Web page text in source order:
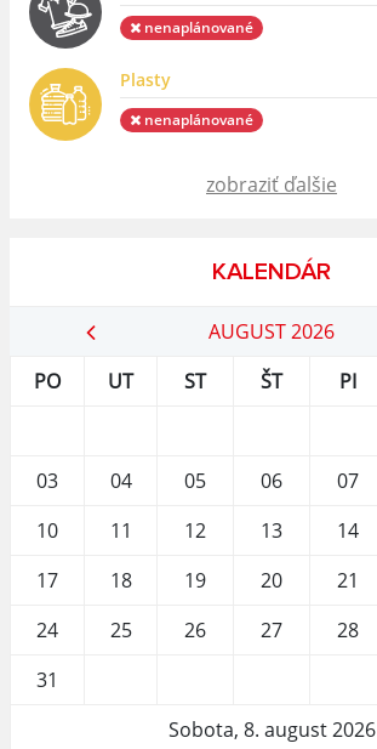
nenaplánované
Plasty
nenaplánované
zobraziť ďalšie
KALENDÁR
AUGUST 2026
PO
UT ST ŠT PI
03
04 05 06 07
10
11 12 13 14
17
18 19 20 21
24
25 26 27 28
31
Sobota, 8. august 2026